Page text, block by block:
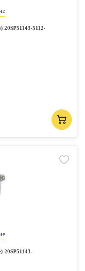
20SP51143-5112-
20SP51143-